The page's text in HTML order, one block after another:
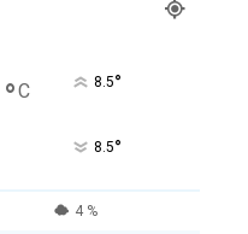
°C 8.5°
8.5°
4 %